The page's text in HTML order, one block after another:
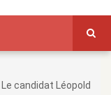
candidat Léopold